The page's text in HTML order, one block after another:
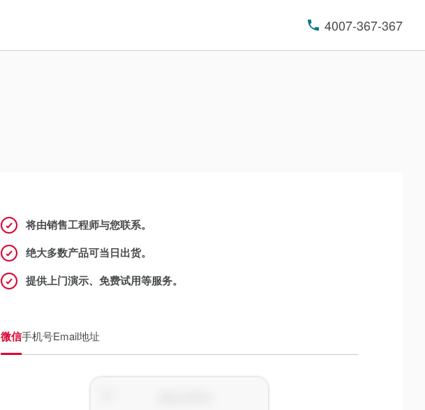
4007-367-367
将由销售工程师与您联系。
绝大多数产品可当日出货。
提供上门演示、免费试用等服务。
微信手机号Email地址